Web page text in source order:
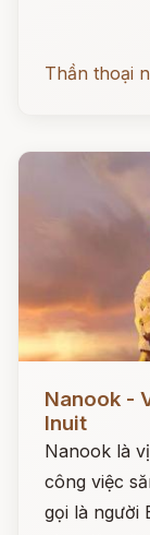
Thần thoại
Nanook -
Inuit
Nanook là
công việc
gọi là người